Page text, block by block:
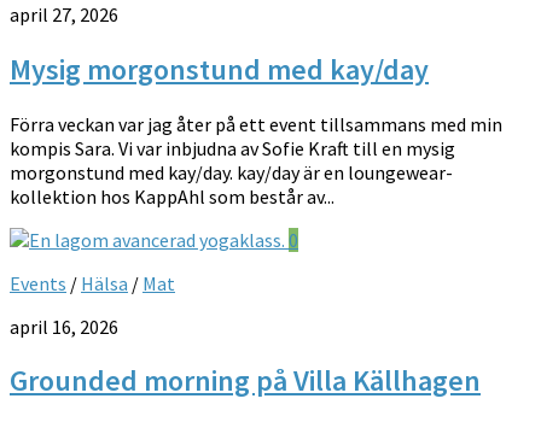
april 27, 2026
Mysig morgonstund med kay/day
Förra veckan var jag åter på ett event tillsammans med min
kompis Sara. Vi var inbjudna av Sofie Kraft till en mysig
morgonstund med kay/day. kay/day är en loungewear-
kollektion hos KappAhl som består av...
0
Events / Hälsa / Mat
april 16, 2026
Grounded morning på Villa Källhagen